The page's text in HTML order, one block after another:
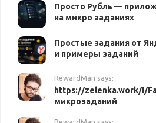
Просто Рубль —
на микро заданиях
Простые задания от
и примеры заданий
RewardMan says:
https://zelenka.work/i/
микрозаданий